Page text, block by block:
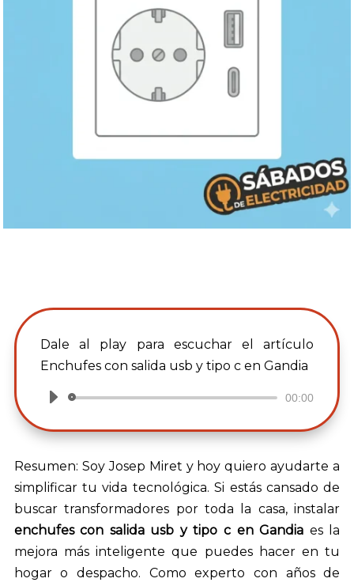
Dale al play para escuchar el artículo
Enchufes con salida usb y tipo c en Gandia
Reproductor
audio
00:00
Resumen: Soy Josep Miret y hoy quiero ayudarte a
simplificar tu vida tecnológica. Si estás cansado de
buscar transformadores por toda la casa, instalar
enchufes con salida usb y tipo c en Gandia es la
mejora más inteligente que puedes hacer en tu
hogar o despacho. Como experto con años de